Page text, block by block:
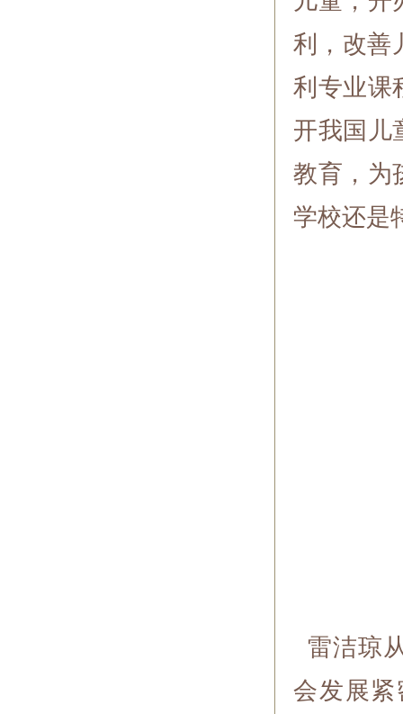
利，改善
利专业课
开我国儿
教育，为
学校还是
雷洁琼
会发展